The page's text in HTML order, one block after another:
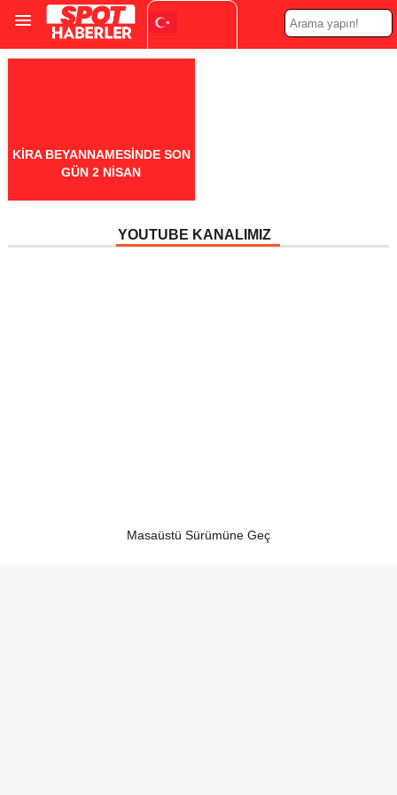
Turkish
KIRA BEYANNAMESINDE SON
GÜN 2 NISAN
YOUTUBE KANALIMIZ
Masaüstü Sürümüne Geç